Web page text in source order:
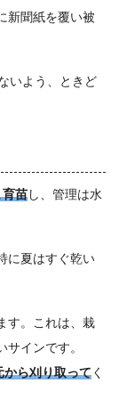
新聞紙を覆い被
いよう、ときど
育苗し、管理は水
に夏はすぐ乾い
す。これは、栽
インです。
から刈り取ってく